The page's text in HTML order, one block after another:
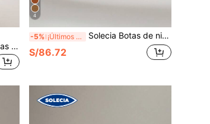
Solecia Sandalias de playa planas cómodas Boken azules para hombre
4
-5% ¡Últimos 2 días Solecia Botas de nieve para mujer con suela gruesa, cálidas y cómodas
S/86.72